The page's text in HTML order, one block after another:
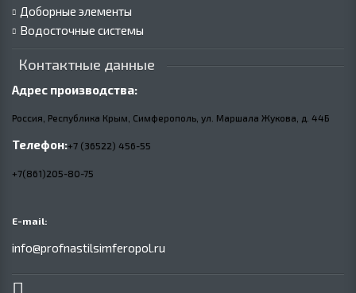
Доборные элементы
Водосточные системы
Контактные данные
Адрес производства:
Россия, Республика Крым, Симферополь, ул. Маршала Жукова, д. 44Б
Телефон:+7 (36522) 456-55
+7(861)205-80-75
E-mail:
info@profnastilsimferopol.ru